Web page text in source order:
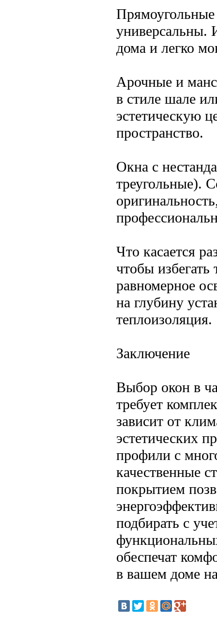
универсальны.
дома и легко
Арочные и
в стиле шале
эстетическую
пространство.
Окна с
треугольные).
Что касается
чтобы
равномерное
на глубину
теплоизоляция.
Заключение
Выбор окон в
требует
зависит от
эстетических
профили с
качественные
покрытием
подбирать с
обеспечат
в вашем доме